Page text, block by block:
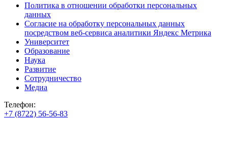
Политика в отношении обработки персональных
данных
Согласие на обработку персональных данных
посредством веб-сервиса аналитики Яндекс Метрика
Университет
Образование
Наука
Развитие
Сотрудничество
Медиа
Телефон:
+7 (8722) 56-56-83